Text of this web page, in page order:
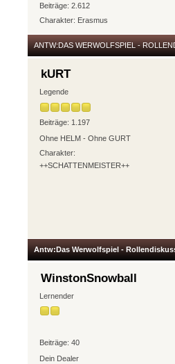
Beiträge: 2.612
Charakter: Erasmus
ANTW:DAS WERWOLFSPIEL -
kURT
Legende
Beiträge: 1.197
Ohne HELM - Ohne GURT
Charakter:
++SCHATTENMEISTER++
Antw:Das Werwolfspiel -
WinstonSnowball
Lernender
Beiträge: 40
Dein Dealer